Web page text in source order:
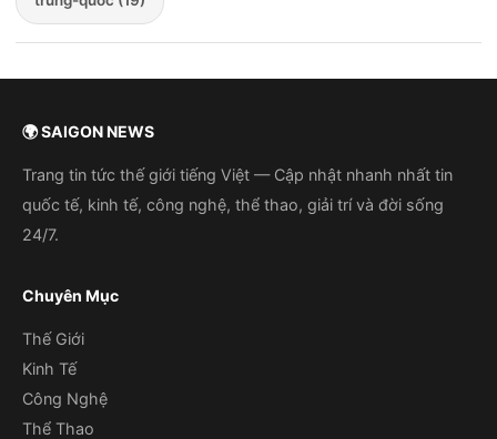
🌍 SAIGON NEWS
Trang tin tức thế giới tiếng Việt — Cập nhật nhanh nhất tin
quốc tế, kinh tế, công nghệ, thể thao, giải trí và đời sống
24/7.
Chuyên Mục
Thế Giới
Kinh Tế
Công Nghệ
Thể Thao